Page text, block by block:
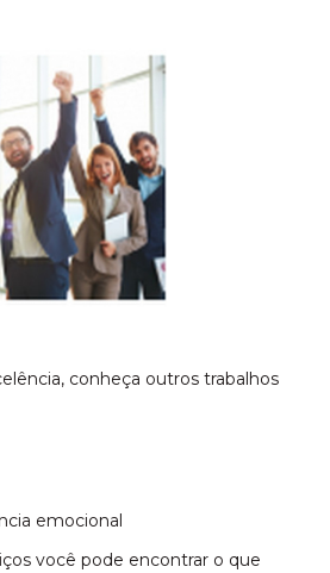
conheça outros trabalhos
emocional
você pode encontrar o que